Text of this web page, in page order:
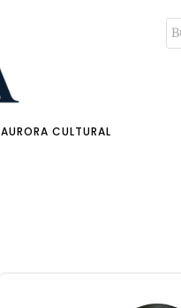
AURORA CULTURAL